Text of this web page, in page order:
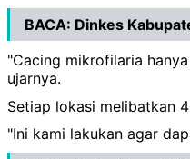
BACA: Dinkes
"Cacing mikrofilaria
ujarnya.
Setiap lokasi melibatkan
"Ini kami lakukan agar